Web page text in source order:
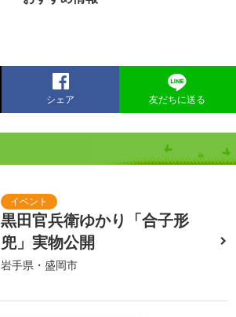
シェア 友だちに送る
黒田官兵衛ゆかり「合子形
兜」実物公開
岩手県・盛岡市